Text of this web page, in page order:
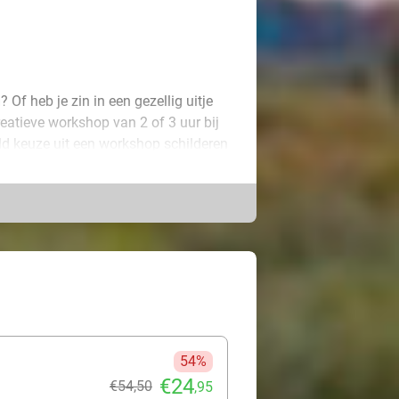
Of heb je zin in een gezellig uitje
workshop van 2 of 3 uur bij
keuze uit een workshop schilderen
portret of gewoon wat er in
kunstwerken maken? Kies dan
54%
€54,50 €24,95